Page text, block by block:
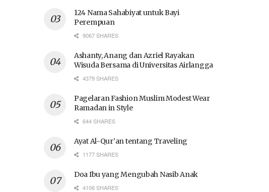
124 Nama Sahabiyat untuk Bayi
Perempuan
9067 SHARES
Ashanty, Anang dan Azriel Rayakan
Wisuda Bersama di Universitas Airlangga
4379 SHARES
Pagelaran Fashion Muslim Modest Wear
Ramadan in Style
644 SHARES
Ayat Al-Qur’an tentang Traveling
1177 SHARES
Doa Ibu yang Mengubah Nasib Anak
4106 SHARES